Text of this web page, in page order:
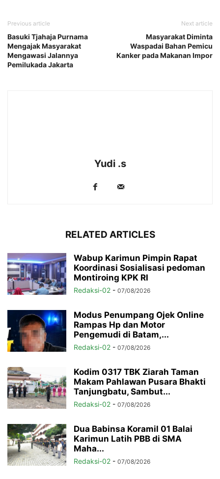
Previous article
Basuki Tjahaja Purnama
Mengajak Masyarakat
Mengawasi Jalannya
Pemilukada Jakarta
Next article
Masyarakat Diminta
Waspadai Bahan Pemicu
Kanker pada Makanan Impor
Yudi .s
RELATED ARTICLES
Wabup Karimun Pimpin Rapat
Koordinasi Sosialisasi pedoman
Montiroing KPK RI
Redaksi-02 - 07/08/2026
Modus Penumpang Ojek Online
Rampas Hp dan Motor
Pengemudi di Batam,...
Redaksi-02 - 07/08/2026
Kodim 0317 TBK Ziarah Taman
Makam Pahlawan Pusara Bhakti
Tanjungbatu, Sambut...
Redaksi-02 - 07/08/2026
Dua Babinsa Koramil 01 Balai
Karimun Latih PBB di SMA
Maha...
Redaksi-02 - 07/08/2026